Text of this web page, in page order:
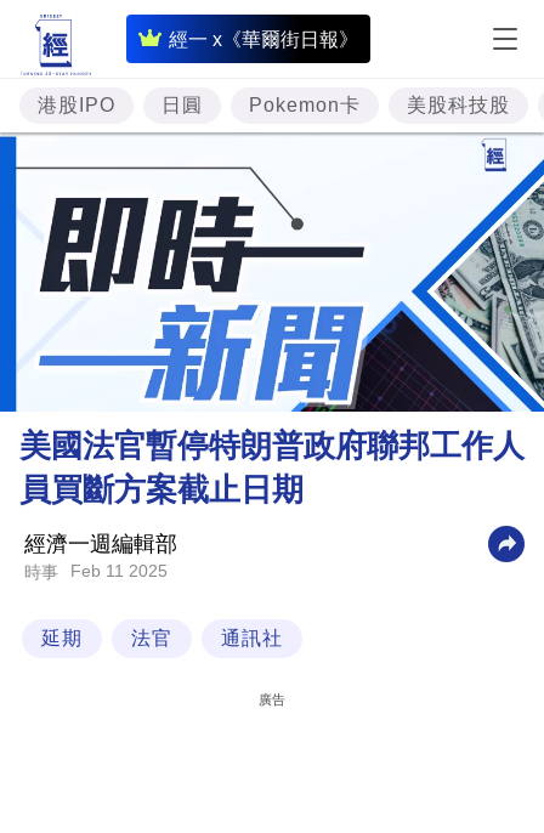
經一 x《華爾街日報》
即
時
財
經
專
題
投
資
樓
市
財
商
業
科
港股IPO 日圓 Pokemon卡 美股科技股
美國法官暫停特朗普政府聯邦工作人
員買斷方案截止日期
經濟一週編輯部
時事 Feb 11 2025
延期 法官 通訊社
廣告